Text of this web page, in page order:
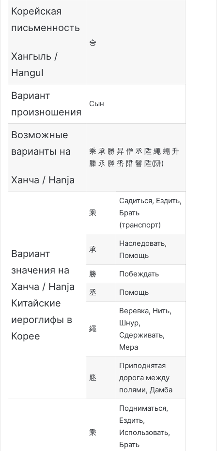
Корейская
письменность
Хангыль /
Hangul
승
Вариант
произношения
Сын
Возможные
варианты на
Ханча / Hanja
乘 承 勝 昇 僧 丞 陞 繩 蠅 升
榺 氶 塍 㞼 陹 鬙 陞(阩)
Вариант
значения на
Ханча / Hanja
Китайские
иероглифы в
Корее
乘
Садиться, Ездить,
Брать
(транспорт)
承
Наследовать,
Помощь
勝
Побеждать
丞
Помощь
繩
Веревка, Нить,
Шнур,
Сдерживать,
Мера
塍
Приподнятая
дорога между
полями, Дамба
乘
Подниматься,
Ездить,
Использовать,
Брать